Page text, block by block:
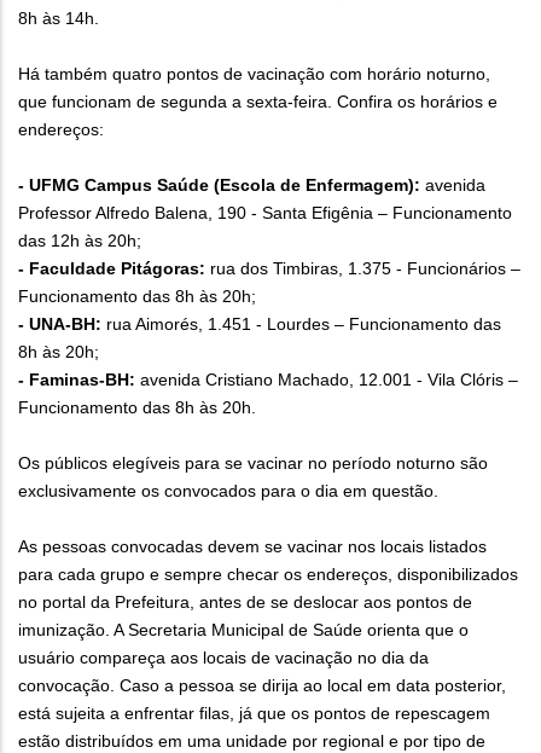
8h às 14h.
Há também quatro pontos de vacinação com horário noturno,
que funcionam de segunda a sexta-feira. Confira os horários e
endereços:
- UFMG Campus Saúde (Escola de Enfermagem): avenida
Professor Alfredo Balena, 190 - Santa Efigênia – Funcionamento
das 12h às 20h;
- Faculdade Pitágoras: rua dos Timbiras, 1.375 - Funcionários –
Funcionamento das 8h às 20h;
- UNA-BH: rua Aimorés, 1.451 - Lourdes – Funcionamento das
8h às 20h;
- Faminas-BH: avenida Cristiano Machado, 12.001 - Vila Clóris –
Funcionamento das 8h às 20h.
Os públicos elegíveis para se vacinar no período noturno são
exclusivamente os convocados para o dia em questão.
As pessoas convocadas devem se vacinar nos locais listados
para cada grupo e sempre checar os endereços, disponibilizados
no portal da Prefeitura, antes de se deslocar aos pontos de
imunização. A Secretaria Municipal de Saúde orienta que o
usuário compareça aos locais de vacinação no dia da
convocação. Caso a pessoa se dirija ao local em data posterior,
está sujeita a enfrentar filas, já que os pontos de repescagem
estão distribuídos em uma unidade por regional e por tipo de